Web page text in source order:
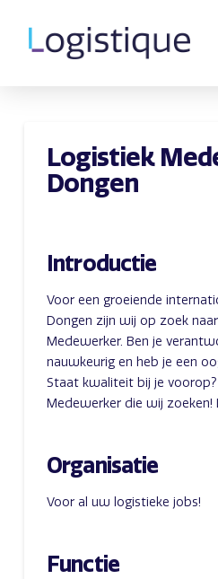
Logistiek
Dongen
Introductie
Voor een groeiende
Dongen zijn wij op zoek
Medewerker. Ben je
nauwkeurig en heb je een
Staat kwaliteit bij je
Medewerker die wij zoeken!
Organisatie
Voor al uw logistieke jobs!
Functie